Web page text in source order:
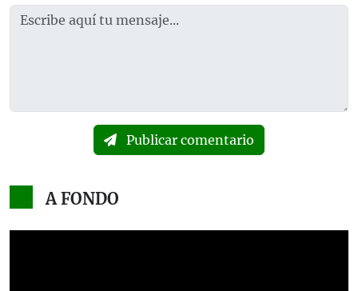
Publicar comentario
A FONDO